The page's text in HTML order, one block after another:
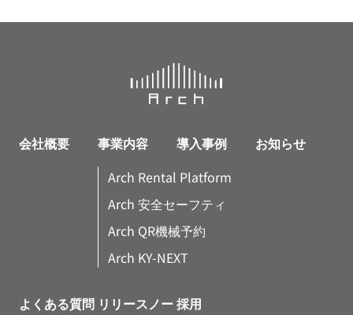
会社概要 事業内容
Arch Rental Platform
Arch 安全セーフティ
Arch QR機械予約
Arch KY-NEXT
導入事例 お知らせ
よくある質問 リリースノー 採用